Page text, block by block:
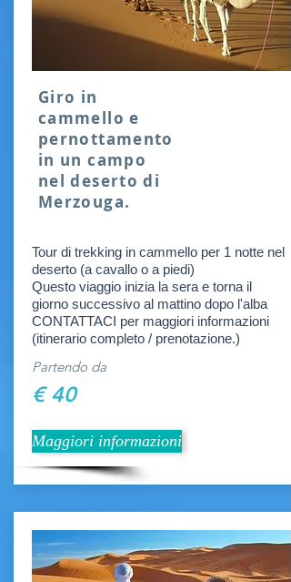
Giro in
cammello e
pernottamento
in un campo
nel deserto di
Merzouga.
Tour di trekking in cammello per 1 notte nel
deserto (a cavallo o a piedi)
Questo viaggio inizia la sera e torna il
giorno successivo al mattino dopo l'alba
CONTATTACI per maggiori informazioni
(itinerario completo / prenotazione.)
Partendo da
€ 40
Maggiori informazioni